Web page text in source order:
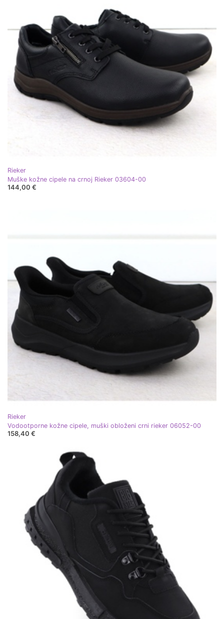
Rieker
Muške kožne cipele na crnoj Rieker 03604-00
144,00 €
Rieker
Vodootporne kožne cipele, muški obloženi crni rieker 06052-00
158,40 €